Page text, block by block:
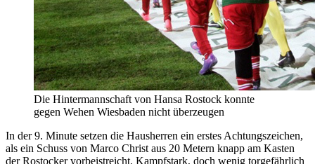
Die Hintermannschaft von Hansa Rostock konnte
gegen Wehen Wiesbaden nicht überzeugen
In der 9. Minute setzen die Hausherren ein erstes Achtungszeichen,
als ein Schuss von Marco Christ aus 20 Metern knapp am Kasten
der Rostocker vorbeistreicht. Kampfstark, doch wenig torgefährlich